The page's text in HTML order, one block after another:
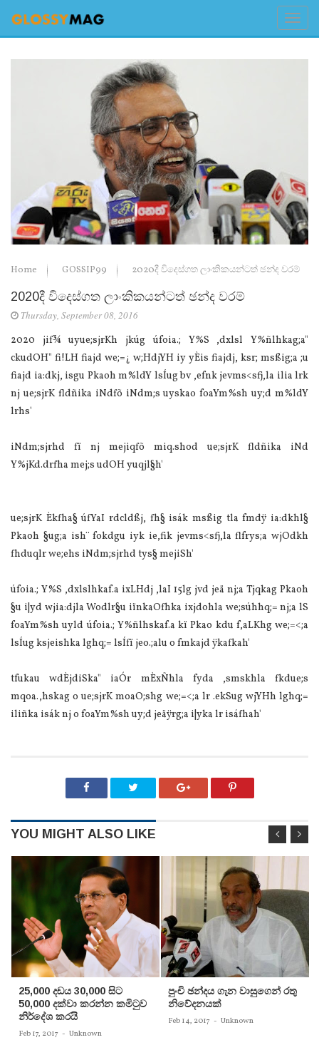
Home GOSSIP99 2020දී විදෙස්ගත ලාංකිකයන්ටත් ඡන්ද වරම්
2020දී විදෙස්ගත ලාංකිකයන්ටත් ඡන්ද වරම්
Thursday, September 08, 2016
2020 jif¾ uyue;sjrKh jkúg úfoia.; Y%S ,dxlsl Y%ñlhkag;a"
ckudOH" fi!LH fiajd we;=¿ w;HdjYH iy yÈis fiajdj, ksr; msßig;a ;u
fiajd ia:dkj, isgu Pkaoh m%ldY lsÍug bv ,efnk jevms<sfj,la ilia lrk
nj ue;sjrK fldñika iNdfõ iNdm;s uyskao foaYm%sh uy;d m%ldY
lrhs'
iNdm;sjrhd fï nj mejiqfõ miq.shod ue;sjrK fldñika iNd
Y%jKd.drfha mej;s udOH yuqjl§h'
ue;sjrK Èkfha§ úfYaI rdcldßj, fh§ isák msßig tla fmdÿ ia:dkhl§
Pkaoh §ug;a ish¨‍ fokdgu iyk ie,fik jevms<sfj,la flfrys;a wjOdkh
fhduqlr we;ehs iNdm;sjrhd tys§ mejiSh'
úfoia.; Y%S ,dxlslhkaf.a ixLHdj ,laI 15lg jvd jeä nj;a Tjqkag Pkaoh
§u i|yd wjia:djla Wodlr§u iïnkaOfhka ixjdohla we;súhhq;= nj;a lS
foaYm%sh uyld úfoia.; Y%ñlhskaf.a kï Pkao kdu f,aLKhg we;=<;a
lsÍug ksjeishka lghq;= lsÍfï jeo.;alu o fmkajd ÿkafkah'
tfukau wdÈjdiSka" iaÓr mÈxÑhla fyda ,smskhla fkdue;s
mqoa.,hskag o ue;sjrK moaO;shg we;=<;a lr .ekSug wjYHh lghq;=
iliñka isák nj o foaYm%sh uy;d jeäÿrg;a i|yka lr isáfhah'
YOU MIGHT ALSO LIKE
25,000 දඩය 30,000 සිට
50,000 දක්වා කරන්න කමිටුව
නිර්දේශ කරයි
Feb 17, 2017 - Unknown
පුංචි ඡන්දය ගැන වාසුගෙන් රතු
නිවේදනයක්‌
Feb 14, 2017 - Unknown